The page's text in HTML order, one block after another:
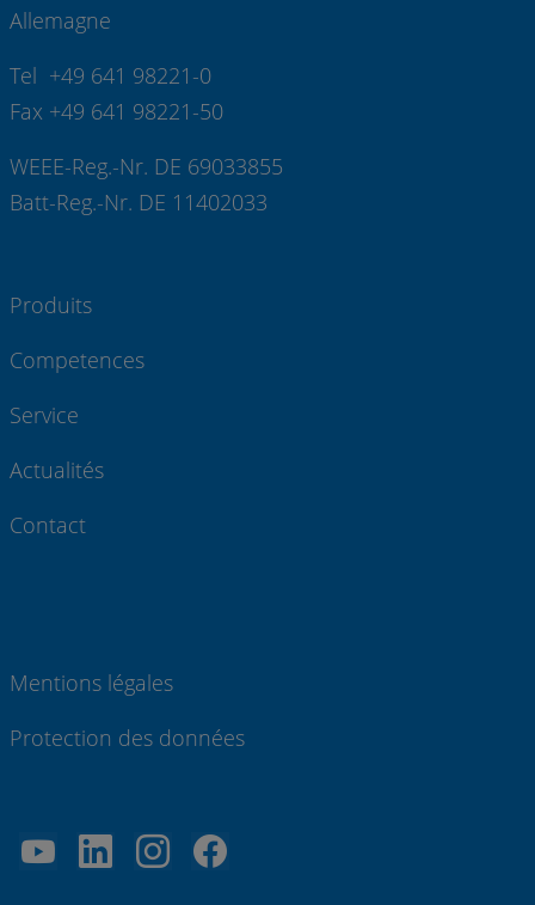
Allemagne
Tel +49 641 98221-0
Fax +49 641 98221-50
WEEE-Reg.-Nr. DE 69033855
Batt-Reg.-Nr. DE 11402033
Produits
Competences
Service
Actualités
Contact
Mentions légales
Protection des données